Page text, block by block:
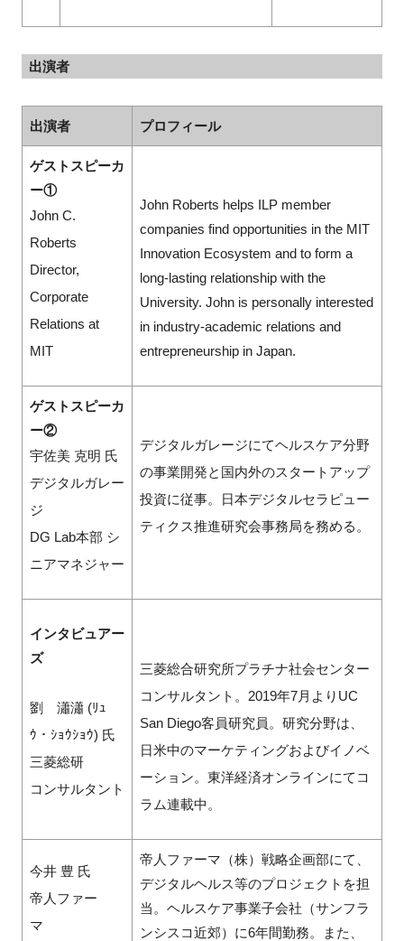
出演者
出演者 プロフィール
ゲストスピーカ
ー①
John C.
Roberts
Director,
Corporate
Relations at
MIT
John Roberts helps ILP member
companies find opportunities in the MIT
Innovation Ecosystem and to form a
long-lasting relationship with the
University. John is personally interested
in industry-academic relations and
entrepreneurship in Japan.
ゲストスピーカ
ー②
宇佐美 克明 氏
デジタルガレー
ジ
DG Lab本部 シ
ニアマネジャー
デジタルガレージにてヘルスケア分野
の事業開発と国内外のスタートアップ
投資に従事。日本デジタルセラピュー
ティクス推進研究会事務局を務める。
インタビュアー
ズ
劉 瀟瀟 (ﾘｭ
ｳ・ｼｮｳｼｮｳ) 氏
三菱総研
コンサルタント
三菱総合研究所プラチナ社会センター
コンサルタント。2019年7月よりUC
San Diego客員研究員。研究分野は、
日米中のマーケティングおよびイノベ
ーション。東洋経済オンラインにてコ
ラム連載中。
今井 豊 氏
帝人ファー
マ
帝人ファーマ（株）戦略企画部にて、
デジタルヘルス等のプロジェクトを担
当。ヘルスケア事業子会社（サンフラ
ンシスコ近郊）に6年間勤務。また、